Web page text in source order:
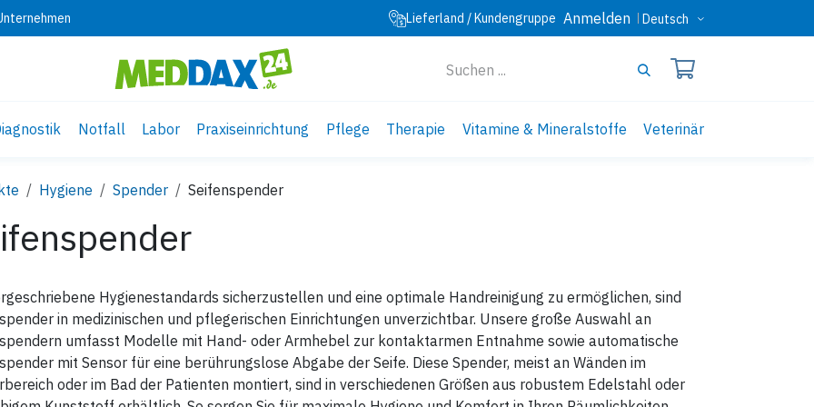
Lieferland / Kundengruppe Anmelden Deutsch
Notfall Labor Praxiseinrichtung Pflege Therapie Vitamine & Mineralstoffe Veterinär
Hygiene Spender Seifenspender
Hygienestandards sicherzustellen und eine optimale Handreinigung zu ermöglichen, sind
in medizinischen und pflegerischen Einrichtungen unverzichtbar. Unsere große Auswahl an
umfasst Modelle mit Hand- oder Armhebel zur kontaktarmen Entnahme sowie automatische
mit Sensor für eine berührungslose Abgabe der Seife. Diese Spender, meist an Wänden im
oder im Bad der Patienten montiert, sind in verschiedenen Größen aus robustem Edelstahl oder